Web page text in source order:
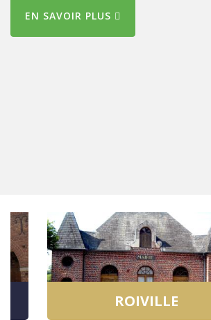
EN SAVOIR PLUS
ROIVILLE